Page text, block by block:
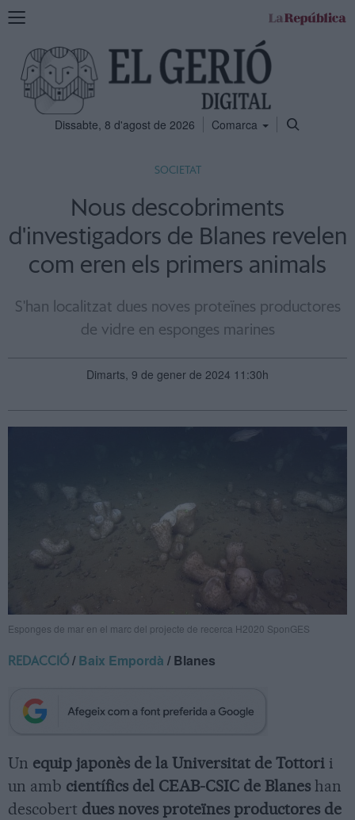
Mostra
navegació
Dissabte, 8 d'agost de 2026 Comarca
SOCIETAT
Nous descobriments
d'investigadors de Blanes revelen
com eren els primers animals
S'han localitzat dues noves proteïnes productores
de vidre en esponges marines
Dimarts, 9 de gener de 2024 11:30h
Esponges de mar en el marc del projecte de recerca H2020 SponGES
REDACCIÓ /Baix Empordà / Blanes
Un equip japonès de la Universitat de Tottori i
un amb científics del CEAB-CSIC de Blanes han
descobert dues noves proteïnes productores de